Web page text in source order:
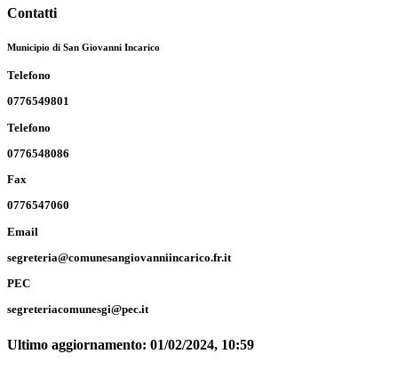
Contatti
Municipio di San Giovanni Incarico
Telefono
0776549801
Telefono
0776548086
Fax
0776547060
Email
segreteria@comunesangiovanniincarico.fr.it
PEC
segreteriacomunesgi@pec.it
Ultimo aggiornamento: 01/02/2024, 10:59